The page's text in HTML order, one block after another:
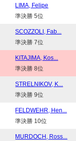
LIMA, Felipe
準決勝 5位
SCOZZOLI, Fab...
準決勝 7位
KITAJIMA, Kos...
準決勝 8位
STRELNIKOV, K...
準決勝 9位
FELDWEHR, Hen...
準決勝 10位
MURDOCH, Ross...